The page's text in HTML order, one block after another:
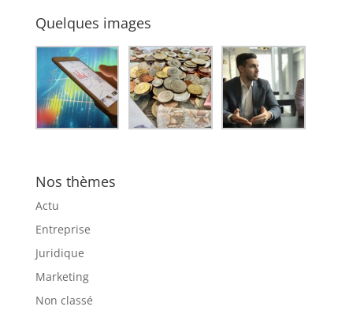
Quelques images
Nos thèmes
Actu
Entreprise
Juridique
Marketing
Non classé